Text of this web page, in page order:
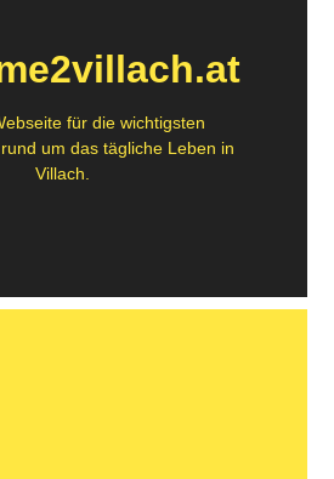
für die wichtigsten
um das tägliche Leben in
Villach.